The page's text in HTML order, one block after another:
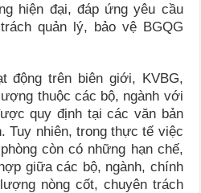
hiện đại, đáp ứng yêu cầu
quản lý, bảo vệ BGQG
động trên biên giới, KVBG,
thuộc các bộ, ngành với
quy định tại các văn bản
Tuy nhiên, trong thực tế việc
còn có những hạn chế,
giữa các bộ, ngành, chính
nòng cốt, chuyên trách